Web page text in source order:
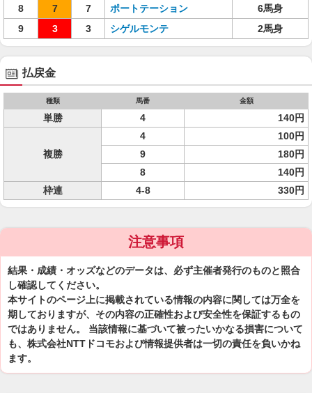
8
7 7 ポートテーション
6馬身
9
3 3 シゲルモンテ 2馬身
払戻金
種類 馬番 金額
単勝 4 140円
複勝
4
100円
9
180円
8
140円
枠連
4-8 330円
注意事項
結果・成績・オッズなどのデータは、必ず主催者発行のものと照合
し確認してください。
本サイトのページ上に掲載されている情報の内容に関しては万全を
期しておりますが、その内容の正確性および安全性を保証するもの
ではありません。 当該情報に基づいて被ったいかなる損害について
も、株式会社NTTドコモおよび情報提供者は一切の責任を負いかね
ます。